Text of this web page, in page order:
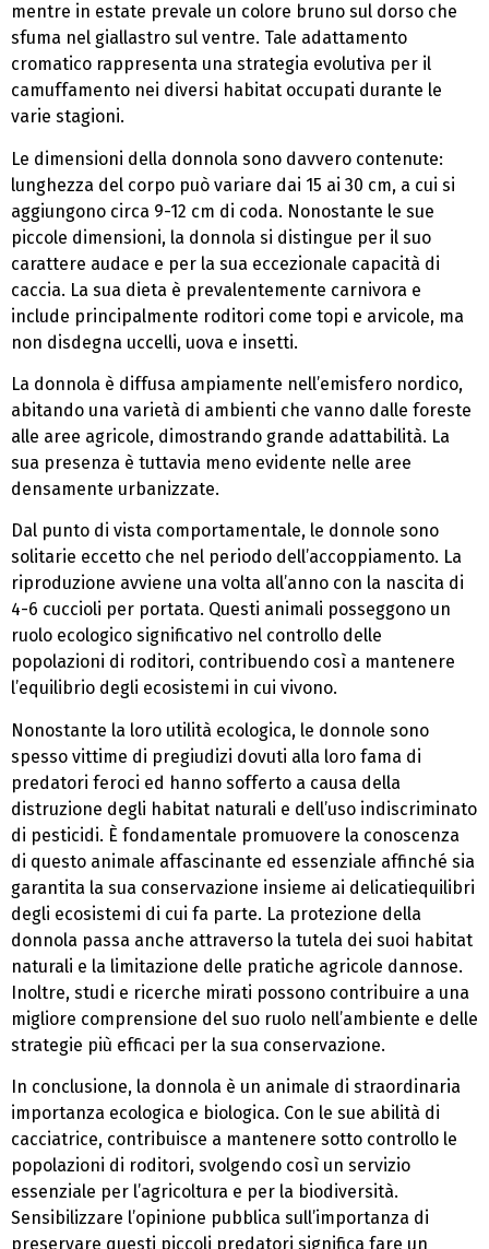
mentre in estate prevale un colore bruno sul dorso che
sfuma nel giallastro sul ventre. Tale adattamento
cromatico rappresenta una strategia evolutiva per il
camuffamento nei diversi habitat occupati durante le
varie stagioni.
Le dimensioni della donnola sono davvero contenute:
lunghezza del corpo può variare dai 15 ai 30 cm, a cui si
aggiungono circa 9-12 cm di coda. Nonostante le sue
piccole dimensioni, la donnola si distingue per il suo
carattere audace e per la sua eccezionale capacità di
caccia. La sua dieta è prevalentemente carnivora e
include principalmente roditori come topi e arvicole, ma
non disdegna uccelli, uova e insetti.
La donnola è diffusa ampiamente nell’emisfero nordico,
abitando una varietà di ambienti che vanno dalle foreste
alle aree agricole, dimostrando grande adattabilità. La
sua presenza è tuttavia meno evidente nelle aree
densamente urbanizzate.
Dal punto di vista comportamentale, le donnole sono
solitarie eccetto che nel periodo dell’accoppiamento. La
riproduzione avviene una volta all’anno con la nascita di
4-6 cuccioli per portata. Questi animali posseggono un
ruolo ecologico significativo nel controllo delle
popolazioni di roditori, contribuendo così a mantenere
l’equilibrio degli ecosistemi in cui vivono.
Nonostante la loro utilità ecologica, le donnole sono
spesso vittime di pregiudizi dovuti alla loro fama di
predatori feroci ed hanno sofferto a causa della
distruzione degli habitat naturali e dell’uso indiscriminato
di pesticidi. È fondamentale promuovere la conoscenza
di questo animale affascinante ed essenziale affinché sia
garantita la sua conservazione insieme ai delicatiequilibri
degli ecosistemi di cui fa parte. La protezione della
donnola passa anche attraverso la tutela dei suoi habitat
naturali e la limitazione delle pratiche agricole dannose.
Inoltre, studi e ricerche mirati possono contribuire a una
migliore comprensione del suo ruolo nell’ambiente e delle
strategie più efficaci per la sua conservazione.
In conclusione, la donnola è un animale di straordinaria
importanza ecologica e biologica. Con le sue abilità di
cacciatrice, contribuisce a mantenere sotto controllo le
popolazioni di roditori, svolgendo così un servizio
essenziale per l’agricoltura e per la biodiversità.
Sensibilizzare l’opinione pubblica sull’importanza di
preservare questi piccoli predatori significa fare un